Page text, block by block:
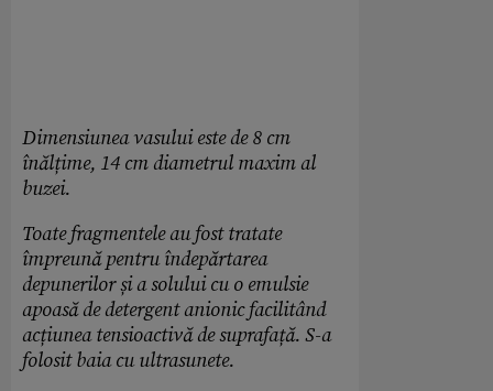
Dimensiunea vasului este de 8 cm
înălțime, 14 cm diametrul maxim al
buzei.
Toate fragmentele au fost tratate
împreună pentru îndepărtarea
depunerilor și a solului cu o emulsie
apoasă de detergent anionic facilitând
acțiunea tensioactivă de suprafață. S-a
folosit baia cu ultrasunete.